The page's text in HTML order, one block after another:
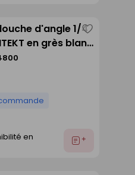
d'angle 1/4
en grès blanc
en
Ajouter
comme